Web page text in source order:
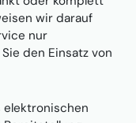
wir darauf
nur
den Einsatz von
elektronischen